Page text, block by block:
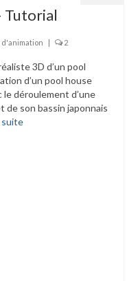
Tutorial
d'animation | 2
3D d’un pool
d’un pool house
le déroulement d’une
de son bassin japonnais
suite­­